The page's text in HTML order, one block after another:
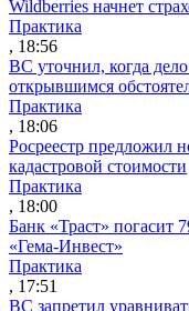
Wildberries начнет
Практика
, 18:56
ВС уточнил, когда
открывшимся
Практика
, 18:06
Росреестр предложил
кадастровой стоимости
Практика
, 18:00
Банк «Траст» погасит
«Гема-Инвест»
Практика
, 17:51
ВС запретил